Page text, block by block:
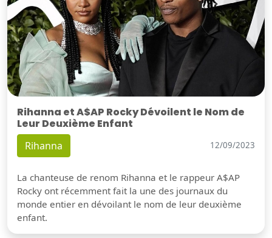
Rihanna et A$AP Rocky Dévoilent le Nom de
Leur Deuxième Enfant
Rihanna 12/09/2023
La chanteuse de renom Rihanna et le rappeur A$AP
Rocky ont récemment fait la une des journaux du
monde entier en dévoilant le nom de leur deuxième
enfant.